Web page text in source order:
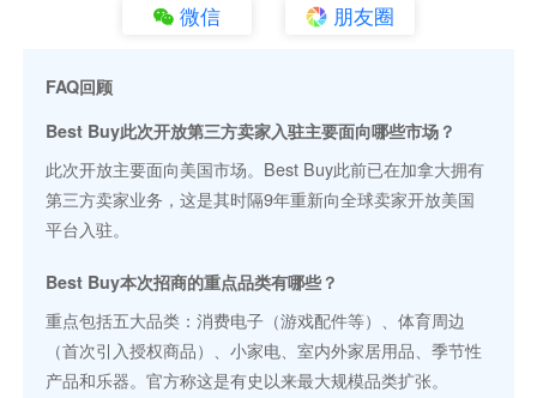
微信 朋友圈
FAQ回顾
Best Buy此次开放第三方卖家入驻主要面向哪些市场？
此次开放主要面向美国市场。Best Buy此前已在加拿大拥有
第三方卖家业务，这是其时隔9年重新向全球卖家开放美国
平台入驻。
Best Buy本次招商的重点品类有哪些？
重点包括五大品类：消费电子（游戏配件等）、体育周边
（首次引入授权商品）、小家电、室内外家居用品、季节性
产品和乐器。官方称这是有史以来最大规模品类扩张。